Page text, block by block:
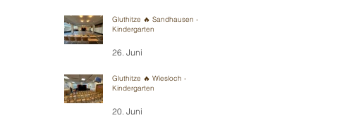
Gluthitze 🔥 Sandhausen -
Kindergarten
26. Juni
Gluthitze 🔥 Wiesloch -
Kindergarten
20. Juni